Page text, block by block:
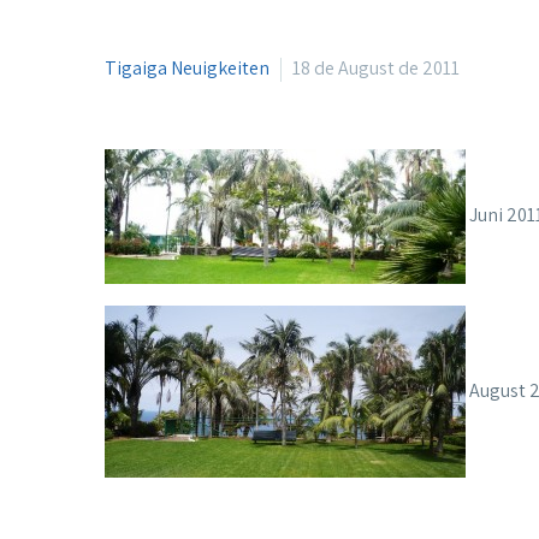
Tigaiga Neuigkeiten 18 de August de 2011
Juni
August